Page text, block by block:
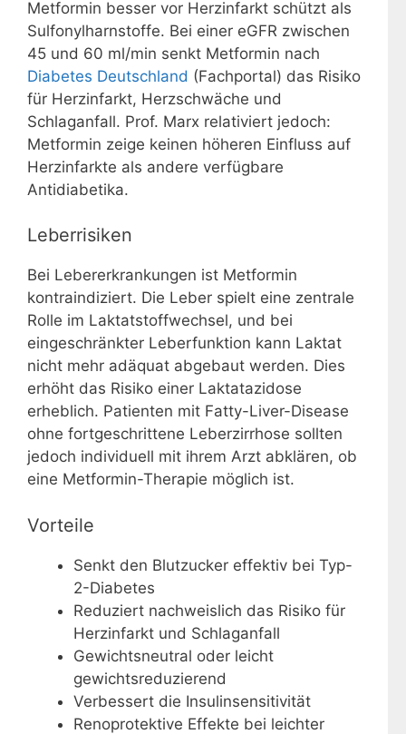
Metformin besser vor Herzinfarkt schützt als
Sulfonylharnstoffe. Bei einer eGFR zwischen
45 und 60 ml/min senkt Metformin nach
Diabetes Deutschland (Fachportal) das Risiko
für Herzinfarkt, Herzschwäche und
Schlaganfall. Prof. Marx relativiert jedoch:
Metformin zeige keinen höheren Einfluss auf
Herzinfarkte als andere verfügbare
Antidiabetika.
Leberrisiken
Bei Lebererkrankungen ist Metformin
kontraindiziert. Die Leber spielt eine zentrale
Rolle im Laktatstoffwechsel, und bei
eingeschränkter Leberfunktion kann Laktat
nicht mehr adäquat abgebaut werden. Dies
erhöht das Risiko einer Laktatazidose
erheblich. Patienten mit Fatty-Liver-Disease
ohne fortgeschrittene Leberzirrhose sollten
jedoch individuell mit ihrem Arzt abklären, ob
eine Metformin-Therapie möglich ist.
Vorteile
Senkt den Blutzucker effektiv bei Typ-
2-Diabetes
Reduziert nachweislich das Risiko für
Herzinfarkt und Schlaganfall
Gewichtsneutral oder leicht
gewichtsreduzierend
Verbessert die Insulinsensitivität
Renoprotektive Effekte bei leichter